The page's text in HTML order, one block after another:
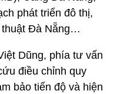
phát triển đô thị,
thuật Đà Nẵng…
Dũng, phía tư vấn
điều chỉnh quy
bảo tiến độ và hiện